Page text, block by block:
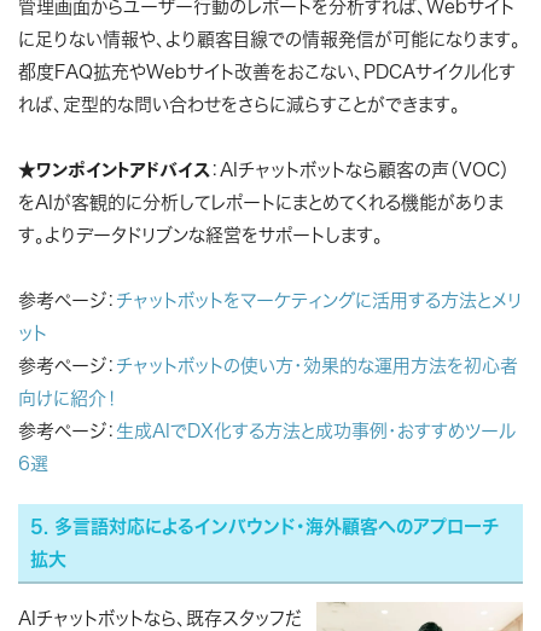
管理画面からユーザー行動のレポートを分析すれば、Webサイト
に足りない情報や、より顧客目線での情報発信が可能になります。
都度FAQ拡充やWebサイト改善をおこない、PDCAサイクル化す
れば、定型的な問い合わせをさらに減らすことができます。
★ワンポイントアドバイス ：AIチャットボットなら顧客の声（VOC）
をAIが客観的に分析してレポートにまとめてくれる機能がありま
す。よりデータドリブンな経営をサポートします。
参考ページ： チャットボットをマーケティングに活用する方法とメリ
ット
参考ページ： チャットボットの使い方・効果的な運用方法を初心者
向けに紹介！
参考ページ： 生成AIでDX化する方法と成功事例・おすすめツール
6選
5. 多言語対応によるインバウンド・海外顧客へのアプローチ
拡大
AIチャットボットなら、既存スタッフだ